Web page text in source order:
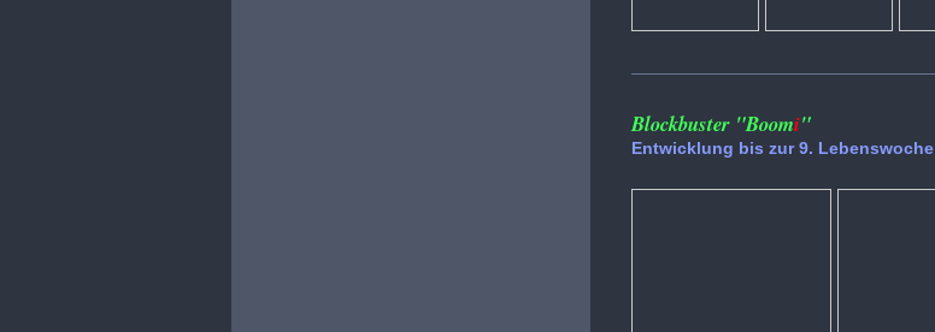
Blockbuster "Boomi"
Entwicklung bis zur 9. Lebenswoche